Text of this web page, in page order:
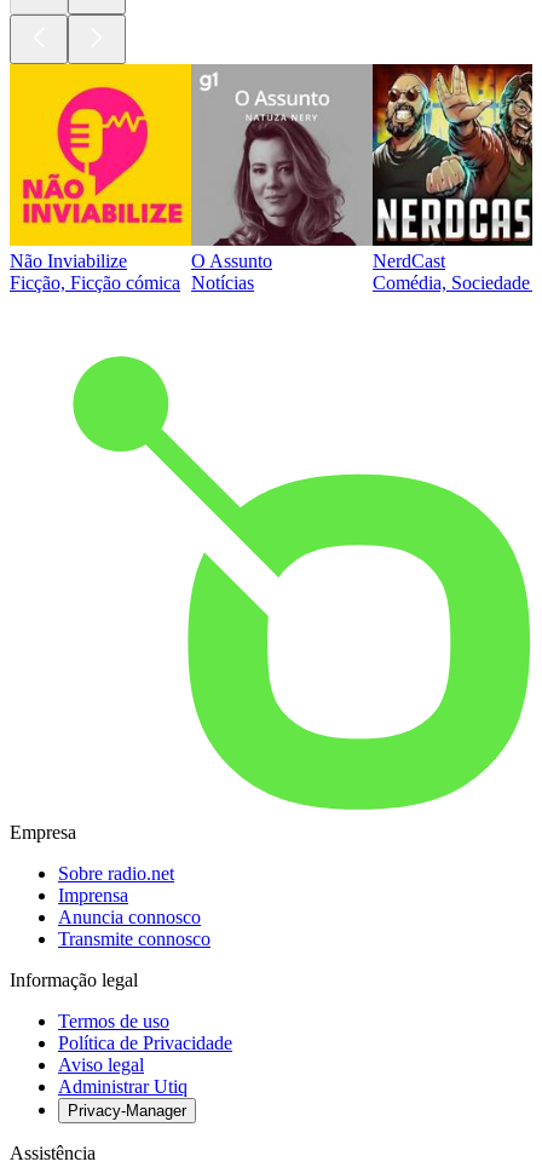
Não Inviabilize
Ficção, Ficção cómica
O Assunto
Notícias
NerdCast
Comédia, Sociedade
Empresa
Sobre radio.net
Imprensa
Anuncia connosco
Transmite connosco
Informação legal
Termos de uso
Política de Privacidade
Aviso legal
Administrar Utiq
Privacy-Manager
Assistência